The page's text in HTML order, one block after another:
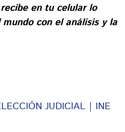
en tu celular lo
con el análisis y la
JUDICIAL INE